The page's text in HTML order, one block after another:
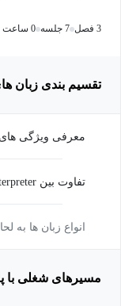
3 فصل 7 جلسه 0 ساعت ویدیو
تقسیم بندی زبان
معرفی ویژگی های compiler and interpreter
تفاوت بین compiler , interpreter
انواع زبان ها به
مسیرهای شغلی با